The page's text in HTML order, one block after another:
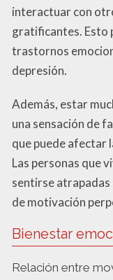
interactuar con
gratificantes. Esto
trastornos
depresión.
Además, estar
una sensación de
que puede afectar
Las personas que
sentirse atrapadas
de motivación
Bienestar
Relación entre